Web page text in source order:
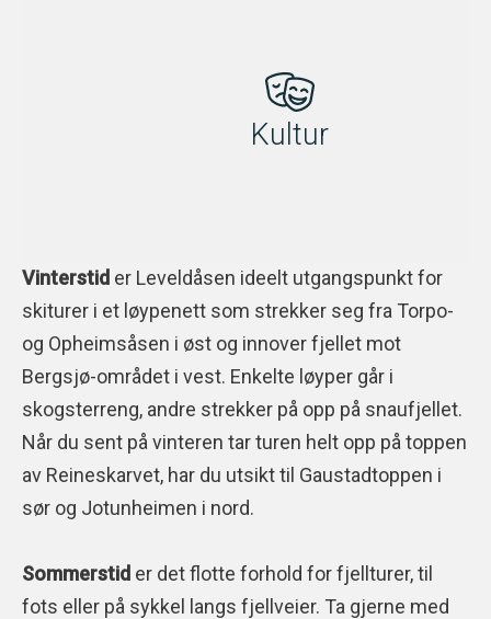
Kultur
Vinterstid er Leveldåsen ideelt utgangspunkt for
skiturer i et løypenett som strekker seg fra Torpo-
og Opheimsåsen i øst og innover fjellet mot
Bergsjø-området i vest. Enkelte løyper går i
skogsterreng, andre strekker på opp på snaufjellet.
Når du sent på vinteren tar turen helt opp på toppen
av Reineskarvet, har du utsikt til Gaustadtoppen i
sør og Jotunheimen i nord.
Sommerstid er det flotte forhold for fjellturer, til
fots eller på sykkel langs fjellveier. Ta gjerne med